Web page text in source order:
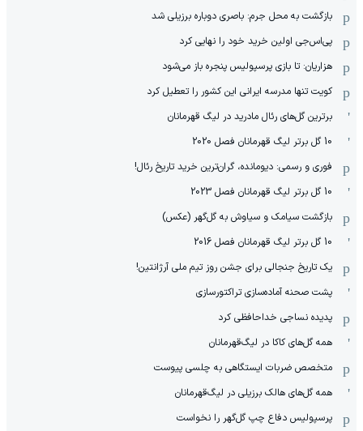
بازگشت به محل جرم: باصری دوباره برزیلی شد
پی‌اس‌جی اولین خرید خود را نهایی کرد
هزاریان: تا بازی پرسپولیس پنجره باز می‌شود
کویت تنها مدرسه ایرانی این کشور را تعطیل کرد
برترین گل‌های رئال مادرید در لیگ قهرمانان
10 گل برتر لیگ قهرمانان فصل 2020
فوری و رسمی: دیومانده، گران‌ترین خرید تاریخ رئال!
10 گل برتر لیگ قهرمانان فصل 2023
بازگشت سیامک و سیاوش به گل‌گهر (عکس)
10 گل برتر لیگ قهرمانان فصل 2016
یک تاریخ جنجالی برای جشن روز تیم ملی آرژانتین!
پشت صحنه آماده‌سازی تراکتورسازی
پدیده نساجی خداحافظی کرد
همه گل‌های کاکا در لیگ‌قهرمانان
متخصص ضربات ایستگاهی به چلسی پیوست
همه گل‌های هالک برزیلی در لیگ‌قهرمانان
پرسپولیس دفاع چپ گل‌گهر را نخواست